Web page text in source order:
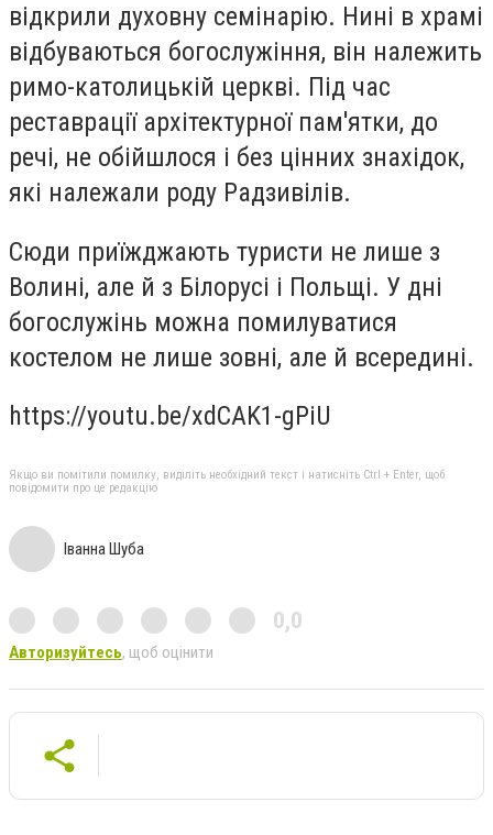
відкрили духовну семінарію. Нині в храмі
відбуваються богослужіння, він належить
римо-католицькій церкві. Під час
реставрації архітектурної пам'ятки, до
речі, не обійшлося і без цінних знахідок,
які належали роду Радзивілів.
Сюди приїжджають туристи не лише з
Волині, але й з Білорусі і Польщі. У дні
богослужінь можна помилуватися
костелом не лише зовні, але й всередині.
https://youtu.be/xdCAK1-gPiU
Якщо ви помітили помилку, виділіть необхідний текст і натисніть Ctrl + Enter, щоб
повідомити про це редакцію
Іванна Шуба
0,0
Авторизуйтесь, щоб оцінити